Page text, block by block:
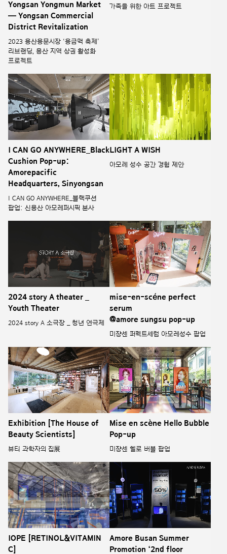
Yongsan Yongmun Market
— Yongsan Commercial
District Revitalization
2023 용산용문시장 ‘용금맥 축제’
리브랜딩, 용산 지역 상권 활성화
프로젝트
가족을 위한 아트 프로젝트
I CAN GO ANYWHERE_Black
Cushion Pop-up:
Amorepacific
Headquarters, Sinyongsan
I CAN GO ANYWHERE_블랙쿠션
팝업: 신용산 아모레퍼시픽 본사
LIGHT A WISH
아모레 성수 공간 경험 제안
2024 story A theater _
Youth Theater
2024 story A 소극장 _ 청년 연극제
mise-en-scéne perfect
serum
@amore sungsu pop-up
미쟝센 퍼펙트세럼 아모레성수 팝업
Exhibition [The House of
Beauty Scientists]
뷰티 과학자의 집展
Mise en scène Hello Bubble
Pop-up
미쟝센 헬로 버블 팝업
IOPE [RETINOL&VITAMIN
C]
Amore Busan Summer
Promotion ‘2nd floor